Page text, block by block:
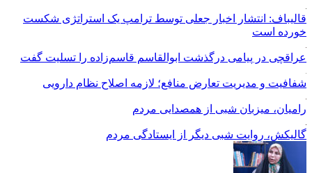
قالیباف: انتشار اخبار جعلی توسط ترامپ یک استراتژی شکست
خورده است
عراقچی در پیامی درگذشت ابوالقاسم قاسم‌زاده را تسلیت گفت
شفافیت و مدیریت تعارض منافع؛ لازمه اصلاح نظام دارویی
رامیان، میزبان شبی از همصدایی مردم
گالیکش، روایت شبی دیگر از ایستادگی مردم